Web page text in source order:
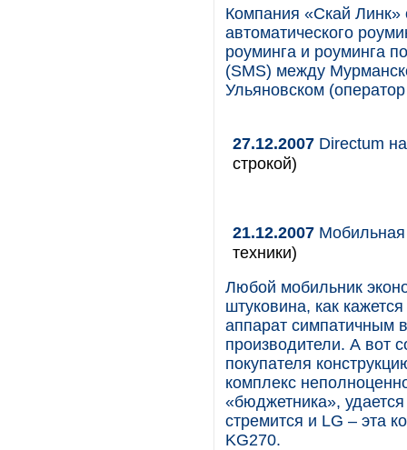
Компания «Скай Линк»
автоматического
роуминга и роуминга
(SMS) между
Ульяновском
27.12.2007 Directum
строкой)
21.12.2007 Мобильная
техники)
Любой мобильник
штуковина, как
аппарат симпатичным
производители. А вот
покупателя
комплекс
«бюджетника»,
стремится и LG – эта
KG270.